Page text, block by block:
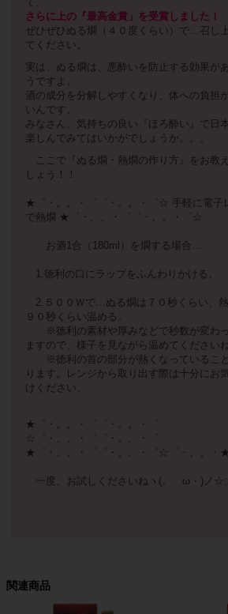
さらに上の『最高金賞」を受賞しました！
ぜひぜひぬる燗（４０度くらい）で…召し
てください。
実は、ぬる燗は、悪酔いを防止する効果が
うですよ。
酒の成分を分解しやすくなり、体への負担
いんです。
みなさん、気持ちの良い『ほろ酔い』で日
楽しんでみてはいかがでしょうか。。。
ここで『ぬる燗・熱燗の作り方』をお教
しょう！！
★゜・。。・゜゜・。。・゜☆ 手軽に電子
で熱燗 ★゜・。。・゜゜・。。・゜☆
お酒1合（180ml）を燗する場合…
1.徳利の口にラップをふんわりかける。
2.５００Ｗで…ぬる燗は７０秒くらい、
９０秒くらい温める。
※徳利の素材や厚みなどで秒数が変わ
ますので、様子を見ながら温めてくださいね
※徳利の首の部分が熱くなっているこ
ります。レンジから取り出す際は十分にお
けください。
★゜・。。・゜゜・。。・゜
☆゜・。。・゜゜・。。・゜
★゜・。。・゜゜・。。・゜☆゜・。。・★
一度、お試しくださいねヽ(。ゝω・)ノ
関連商品